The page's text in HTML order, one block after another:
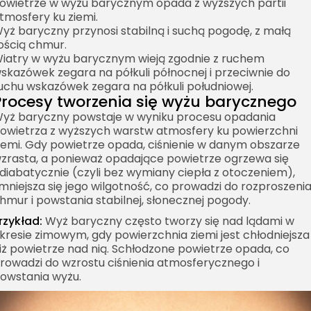
ku ziemi.
baryczny przynosi stabilną i suchą pogodę, z małą
chmur.
w wyżu barycznym wieją zgodnie z ruchem
zegara na półkuli północnej i przeciwnie do
wskazówek zegara na półkuli południowej.
tworzenia się wyżu barycznego
baryczny powstaje w wyniku procesu opadania
z wyższych warstw atmosfery ku powierzchni
Gdy powietrze opada, ciśnienie w danym obszarze
a ponieważ opadające powietrze ogrzewa się
(czyli bez wymiany ciepła z otoczeniem),
się jego wilgotność, co prowadzi do rozproszenia
i powstania stabilnej, słonecznej pogody.
Wyż baryczny często tworzy się nad lądami w
zimowym, gdy powierzchnia ziemi jest chłodniejsza
powietrze nad nią. Schłodzone powietrze opada, co
do wzrostu ciśnienia atmosferycznego i
wyżu.